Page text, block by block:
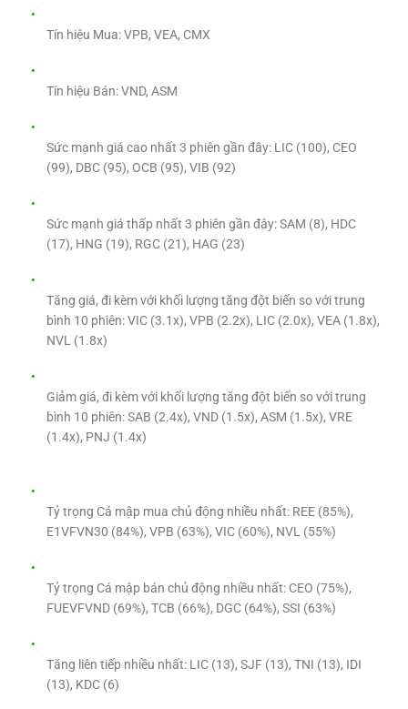
Tín hiệu Mua: VPB, VEA, CMX
Tín hiệu Bán: VND, ASM
Sức mạnh giá cao nhất 3 phiên gần đây: LIC (100), CEO
(99), DBC (95), OCB (95), VIB (92)
Sức mạnh giá thấp nhất 3 phiên gần đây: SAM (8), HDC
(17), HNG (19), RGC (21), HAG (23)
Tăng giá, đi kèm với khối lượng tăng đột biến so với trung
bình 10 phiên: VIC (3.1x), VPB (2.2x), LIC (2.0x), VEA (1.8x),
NVL (1.8x)
Giảm giá, đi kèm với khối lượng tăng đột biến so với trung
bình 10 phiên: SAB (2.4x), VND (1.5x), ASM (1.5x), VRE
(1.4x), PNJ (1.4x)
Tỷ trọng Cá mập mua chủ động nhiều nhất: REE (85%),
E1VFVN30 (84%), VPB (63%), VIC (60%), NVL (55%)
Tỷ trọng Cá mập bán chủ động nhiều nhất: CEO (75%),
FUEVFVND (69%), TCB (66%), DGC (64%), SSI (63%)
Tăng liên tiếp nhiều nhất: LIC (13), SJF (13), TNI (13), IDI
(13), KDC (6)